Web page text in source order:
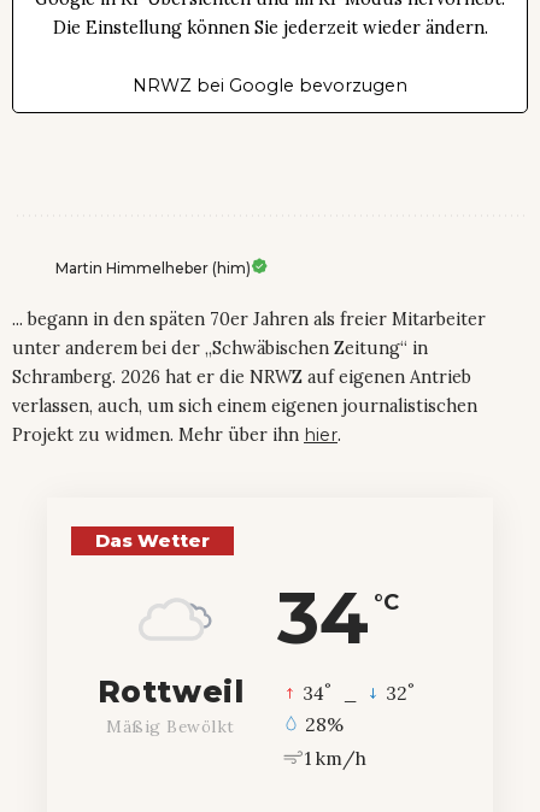
Die Einstellung können Sie jederzeit wieder ändern.
NRWZ bei Google bevorzugen
Martin Himmelheber (him)
... begann in den späten 70er Jahren als freier Mitarbeiter
unter anderem bei der „Schwäbischen Zeitung“ in
Schramberg. 2026 hat er die NRWZ auf eigenen Antrieb
verlassen, auch, um sich einem eigenen journalistischen
Projekt zu widmen. Mehr über ihn hier.
Das Wetter
34 °C
Rottweil
Mäßig Bewölkt
34° 32°
28%
1 km/h